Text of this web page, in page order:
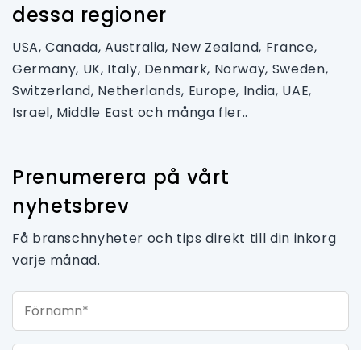
dessa regioner
USA, Canada, Australia, New Zealand, France,
Germany, UK, Italy, Denmark, Norway, Sweden,
Switzerland, Netherlands, Europe, India, UAE,
Israel, Middle East och många fler..
Prenumerera på vårt
nyhetsbrev
Få branschnyheter och tips direkt till din inkorg
varje månad.
Förnamn*